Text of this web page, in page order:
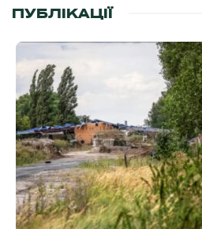
ПУБЛІКАЦІЇ